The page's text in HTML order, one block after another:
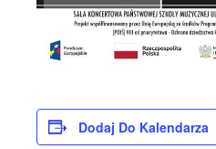
Dodaj Do Kalendarza